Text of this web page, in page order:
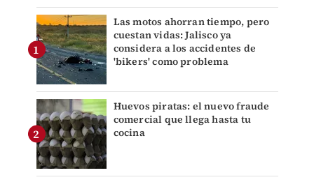
Las motos ahorran tiempo, pero
cuestan vidas: Jalisco ya
considera a los accidentes de
'bikers' como problema
Huevos piratas: el nuevo fraude
comercial que llega hasta tu
cocina